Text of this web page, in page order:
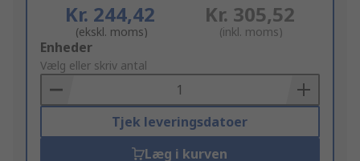
Kr. 244,42
(ekskl. moms)
Kr. 305,52
(inkl. moms)
Add
to
Basket
Enheder
Vælg eller skriv antal
Tjek leveringsdatoer
Læg i kurven